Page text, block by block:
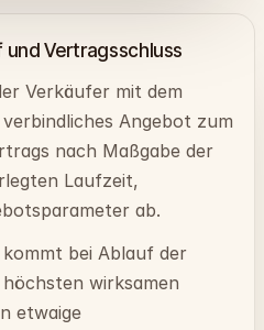
Vertragsschluss
Verkäufer mit dem
Angebot zum
nach Maßgabe der
Laufzeit,
ab.
bei Ablauf der
wirksamen
etwaige